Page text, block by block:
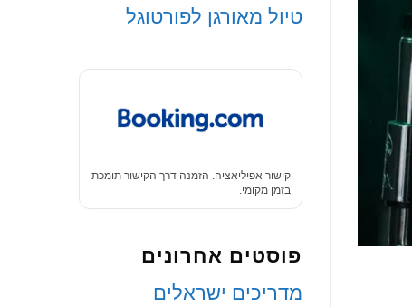
טיול מאורגן לפורטוגל
קישור אפיליאציה. הזמנה דרך הקישור תומכת
בזמן מקומי.
פוסטים אחרונים
‏מדריכים ישראלים